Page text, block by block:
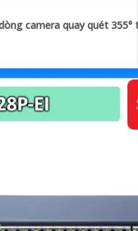
camera quay quét